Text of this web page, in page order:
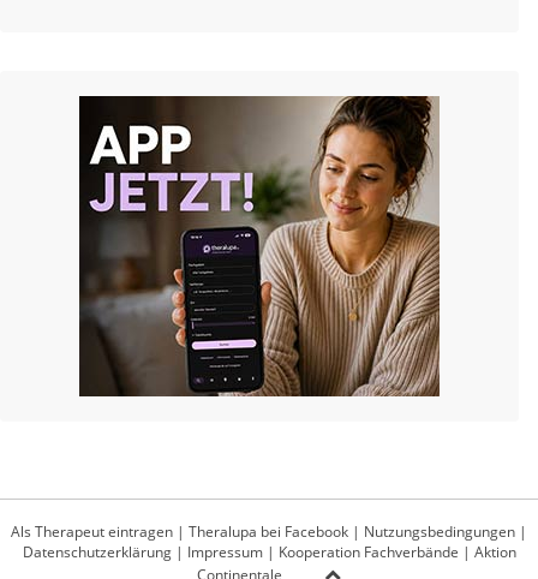
Als Therapeut eintragen | Theralupa bei Facebook | Nutzungsbedingungen |
Datenschutzerklärung| Impressum| Kooperation Fachverbände | Aktion
Continentale